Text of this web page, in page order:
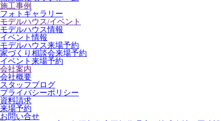
施工事例
フォトギャラリー
モデルハウス/イベント
モデルハウス情報
イベント情報
モデルハウス来場予約
家づくり相談会来場予約
イベント来場予約
会社案内
会社概要
スタッフブログ
プライバシーポリシー
資料請求
来場予約
お問い合せ